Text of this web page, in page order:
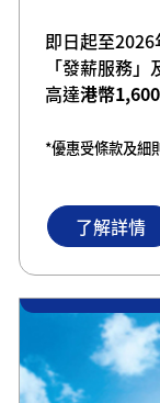
即日起至
「發薪服務
高達港幣1,600
*優惠受條款及細
了解詳情